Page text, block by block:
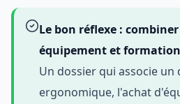
Le bon réflexe :
équipement et formation
Un dossier qui associe un
ergonomique, l'achat